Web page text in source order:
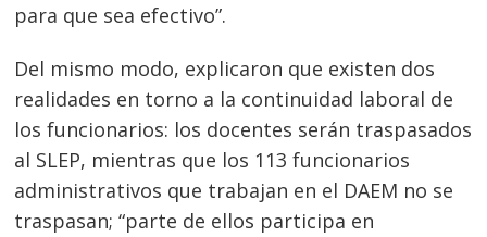
para que sea efectivo”.
Del mismo modo, explicaron que existen dos
realidades en torno a la continuidad laboral de
los funcionarios: los docentes serán traspasados
al SLEP, mientras que los 113 funcionarios
administrativos que trabajan en el DAEM no se
traspasan; “parte de ellos participa en